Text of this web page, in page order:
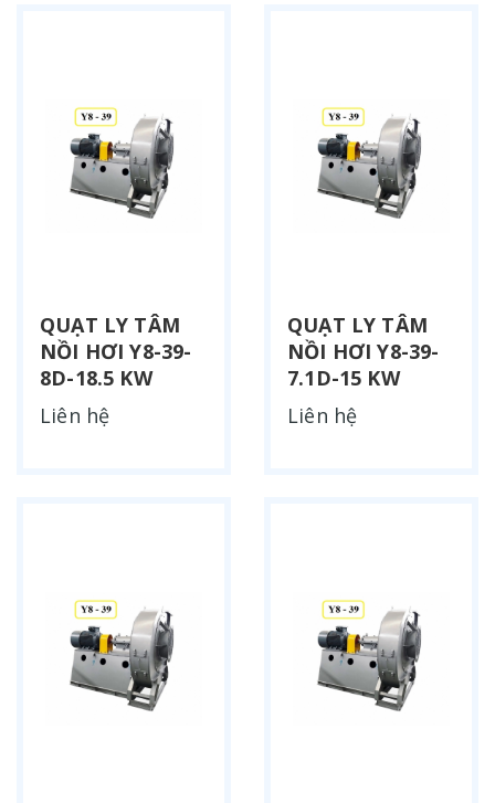
QUẠT LY TÂM
NỒI HƠI Y8-39-
8D-18.5 KW
Liên hệ
QUẠT LY TÂM
NỒI HƠI Y8-39-
7.1D-15 KW
Liên hệ